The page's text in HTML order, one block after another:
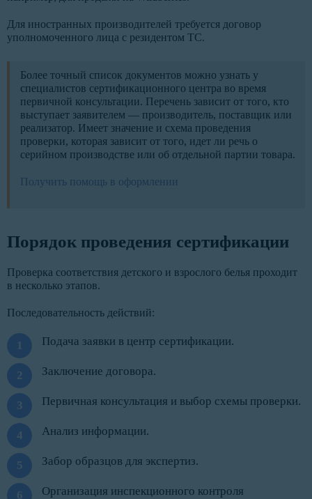
Для иностранных производителей требуется договор
уполномоченного лица с резидентом ТС.
Более точный список документов можно узнать у
специалистов сертификационного центра во время
первичной консультации. Перечень зависит от того, кто
выступает заявителем — производитель, поставщик или
реализатор. Имеет значение и схема проведения
проверки, которая зависит от того, идет ли речь о
серийном производстве или об отдельной партии товара.
Получить помощь в оформлении
Порядок проведения сертификации
Проверка соответствия детского и взрослого белья проходит
в несколько этапов.
Последовательность действий:
Подача заявки в центр сертификации.
Заключение договора.
Первичная консультация и выбор схемы проверки.
Анализ информации.
Забор образцов для экспертиз.
Организация инспекционного контроля